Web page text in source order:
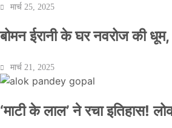
मार्च 25, 2025
बोमन ईरानी के घर नवरोज की
मार्च 21, 2025
‘माटी के लाल’ ने रचा इतिहास!